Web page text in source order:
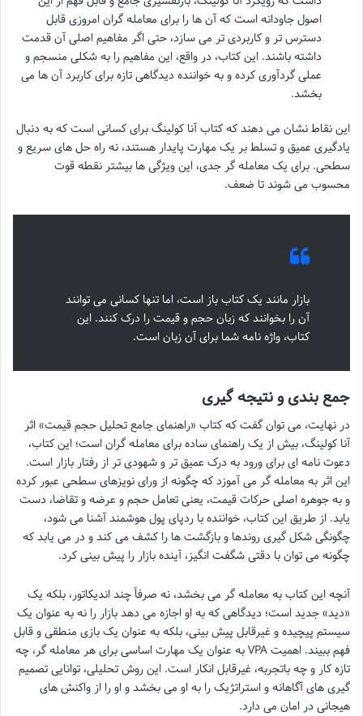
اصول جاودانه است که آن ها را برای معامله گران امروزی قابل
دسترس تر و کاربردی تر می سازد، حتی اگر مفاهیم اصلی آن قدمت
داشته باشند. این کتاب، در واقع، این مفاهیم را به شکلی منسجم و
عملی گردآوری کرده و به خواننده دیدگاهی تازه برای کاربرد آن ها می
بخشد.
این نقاط نشان می دهند که کتاب آنا کولینگ برای کسانی است که به دنبال
یادگیری عمیق و تسلط بر یک مهارت پایدار هستند، نه راه حل های سریع و
سطحی. برای یک معامله گر جدی، این ویژگی ها بیشتر نقطه قوت
محسوب می شوند تا ضعف.
بازار مانند یک کتاب باز است، اما تنها کسانی می توانند
آن را بخوانند که زبان حجم و قیمت را درک کنند. این
کتاب، واژه نامه شما برای آن زبان است.
جمع بندی و نتیجه گیری
در نهایت، می توان گفت که کتاب «راهنمای جامع تحلیل حجم قیمت» اثر
آنا کولینگ، بیش از یک راهنمای ساده برای معامله گران است؛ این کتاب،
دعوت نامه ای برای ورود به درک عمیق تر و شهودی تر از رفتار بازار است.
این اثر به معامله گر می آموزد که چگونه از ورای نویزهای سطحی عبور کرده
و به جوهره اصلی حرکات قیمت، یعنی تعامل حجم و عرضه و تقاضا، دست
یابد. از طریق این کتاب، خواننده با ردپای پول هوشمند آشنا می شود،
چگونگی شکل گیری روندها و بازگشت ها را کشف می کند و در می یابد که
چگونه می توان با دقتی شگفت انگیز، آینده بازار را پیش بینی کرد.
آنچه این کتاب به معامله گر می بخشد، نه صرفاً چند اندیکاتور، بلکه یک
«دید» جدید است؛ دیدگاهی که به او اجازه می دهد بازار را نه به عنوان یک
سیستم پیچیده و غیرقابل پیش بینی، بلکه به عنوان یک بازی منطقی و قابل
فهم ببیند. اهمیت VPA به عنوان یک مهارت اساسی برای هر معامله گر، چه
تازه کار و چه باتجربه، غیرقابل انکار است. این روش تحلیلی، توانایی تصمیم
گیری های آگاهانه و استراتژیک را به او می بخشد و او را از واکنش های
هیجانی در امان می دارد.